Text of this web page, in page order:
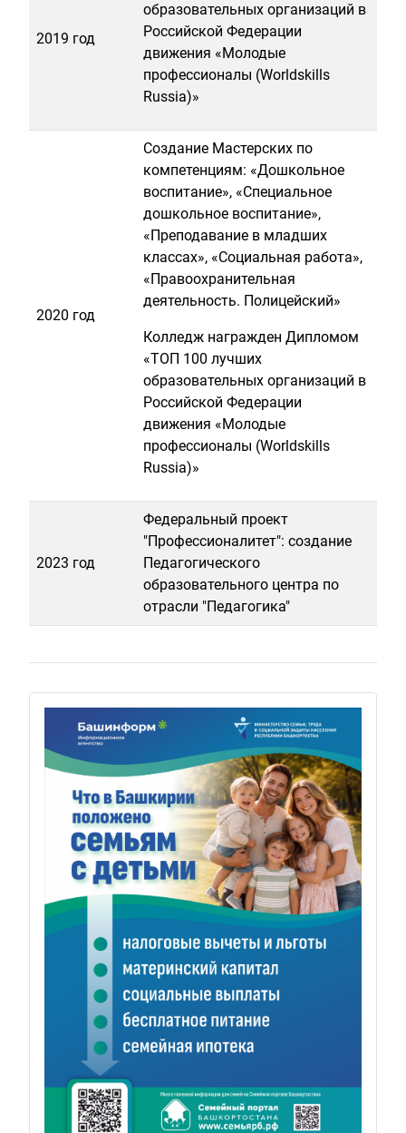
2019 год
образовательных организаций в
Российской Федерации
движения «Молодые
профессионалы (Worldskills
Russia)»
2020 год
Создание Мастерских по
компетенциям: «Дошкольное
воспитание», «Специальное
дошкольное воспитание»,
«Преподавание в младших
классах», «Социальная работа»,
«Правоохранительная
деятельность. Полицейский»
Колледж награжден Дипломом
«ТОП 100 лучших
образовательных организаций в
Российской Федерации
движения «Молодые
профессионалы (Worldskills
Russia)»
2023 год
Федеральный проект
"Профессионалитет": создание
Педагогического
образовательного центра по
отрасли "Педагогика"